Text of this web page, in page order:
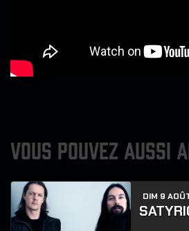
VOUS POUVEZ AUSSI
DIM 9